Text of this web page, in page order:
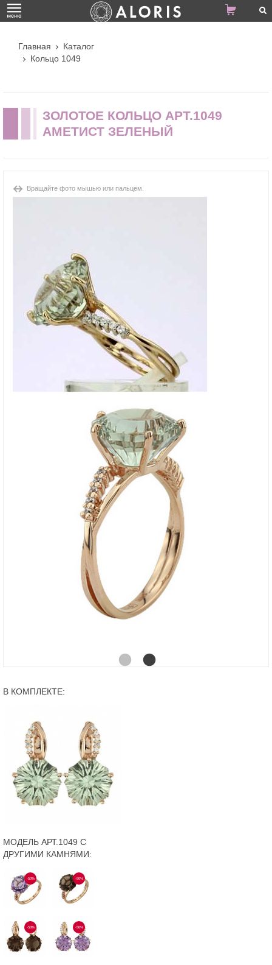
Главная
Каталог
Кольцо 1049
ЗОЛОТОЕ КОЛЬЦО АРТ.1049
АМЕТИСТ ЗЕЛЕНЫЙ
Вращайте фото мышью или пальцем.
В КОМПЛЕКТЕ:
МОДЕЛЬ АРТ.1049 С
ДРУГИМИ КАМНЯМИ:
-50% -50%
-50% -50%